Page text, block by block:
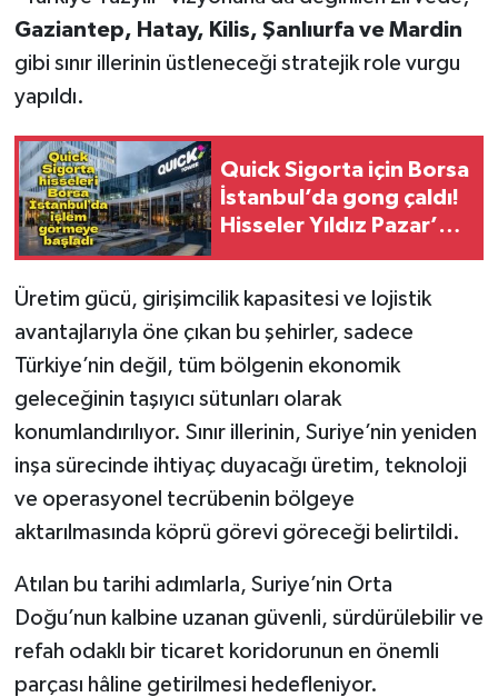
Gaziantep, Hatay, Kilis, Şanlıurfa ve Mardin
gibi sınır illerinin üstleneceği stratejik role vurgu
yapıldı.
Quick Sigorta için Borsa
İstanbul’da gong çaldı!
Hisseler Yıldız Pazar’da
Üretim gücü, girişimcilik kapasitesi ve lojistik
avantajlarıyla öne çıkan bu şehirler, sadece
Türkiye’nin değil, tüm bölgenin ekonomik
geleceğinin taşıyıcı sütunları olarak
konumlandırılıyor. Sınır illerinin, Suriye’nin yeniden
inşa sürecinde ihtiyaç duyacağı üretim, teknoloji
ve operasyonel tecrübenin bölgeye
aktarılmasında köprü görevi göreceği belirtildi.
Atılan bu tarihi adımlarla, Suriye’nin Orta
Doğu’nun kalbine uzanan güvenli, sürdürülebilir ve
refah odaklı bir ticaret koridorunun en önemli
parçası hâline getirilmesi hedefleniyor.